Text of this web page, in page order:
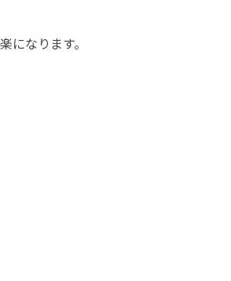
なります。